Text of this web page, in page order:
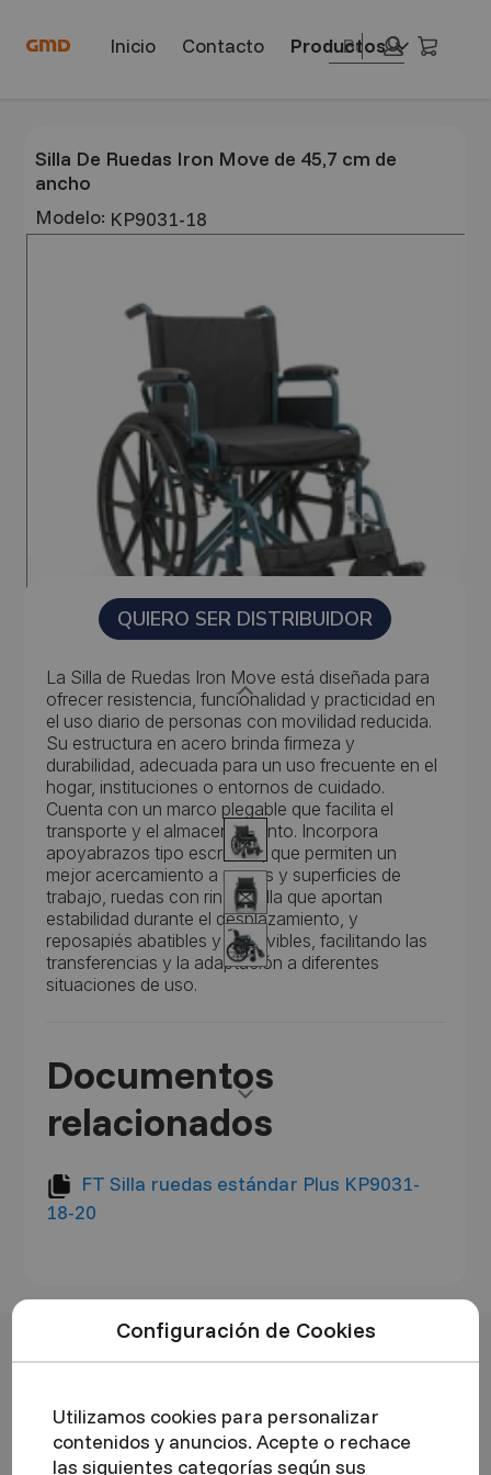
Inicio Contacto Búsqueda
Búsqueda
Silla De Ruedas Iron Move de 45,7 cm de
ancho
Modelo: KP9031-18
Anterior
Siguiente
QUIERO SER DISTRIBUIDOR
La Silla de Ruedas Iron Move está diseñada para
ofrecer resistencia, funcionalidad y practicidad en
el uso diario de personas con movilidad reducida.
Su estructura en acero brinda firmeza y
durabilidad, adecuada para un uso frecuente en el
hogar, instituciones o entornos de cuidado.
Cuenta con un marco plegable que facilita el
transporte y el almacenamiento. Incorpora
apoyabrazos tipo escritorio, que permiten un
mejor acercamiento a mesas y superficies de
trabajo, ruedas con rin estrella que aportan
estabilidad durante el desplazamiento, y
reposapiés abatibles y removibles, facilitando las
transferencias y la adaptación a diferentes
situaciones de uso.
Documentos
relacionados
FT Silla ruedas estándar Plus KP9031-
18-20
Conozca más sobre este
Beneficios Características
Configuración de Cookies
Utilizamos cookies para personalizar
contenidos y anuncios. Acepte o rechace
las siguientes categorías según sus